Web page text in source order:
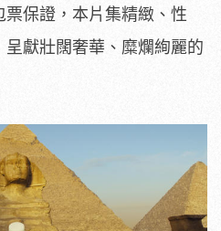
保證，本片集精緻、性
獻壯闊奢華、糜爛絢麗的